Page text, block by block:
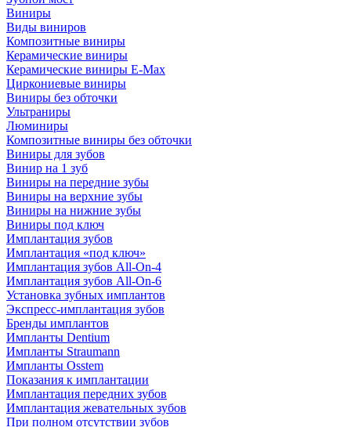
Виниры
Виды виниров
Композитные виниры
Керамические виниры
Керамические виниры E-Max
Циркониевые виниры
Виниры без обточки
Ультраниры
Люминиры
Композитные виниры без обточки
Виниры для зубов
Винир на 1 зуб
Виниры на передние зубы
Виниры на верхние зубы
Виниры на нижние зубы
Виниры под ключ
Имплантация зубов
Имплантация «под ключ»
Имплантация зубов All-On-4
Имплантация зубов All-On-6
Установка зубных имплантов
Экспресс-имплантация зубов
Бренды имплантов
Импланты Dentium
Импланты Straumann
Импланты Osstem
Показания к имплантации
Имплантация передних зубов
Имплантация жевательных зубов
При полном отсутствии зубов